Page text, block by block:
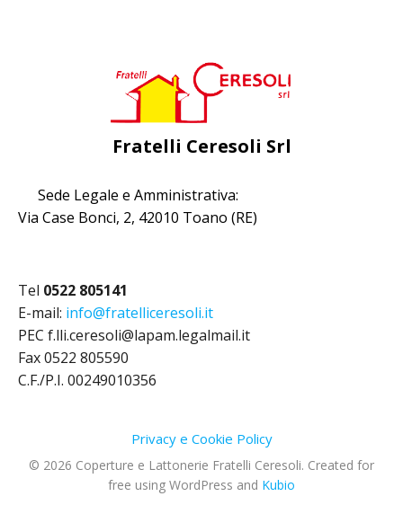
Fratelli Ceresoli Srl
Sede Legale e Amministrativa:
Via Case Bonci, 2, 42010 Toano (RE)
Tel 0522 805141
E-mail: info@fratelliceresoli.it
PEC f.lli.ceresoli@lapam.legalmail.it
Fax 0522 805590
C.F./P.I. 00249010356
Privacy e Cookie Policy
© 2026 Coperture e Lattonerie Fratelli Ceresoli. Created for
free using WordPress and Kubio